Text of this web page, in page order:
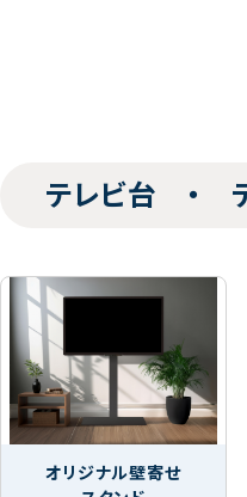
テレビ台 ・
オリジナル壁寄せ